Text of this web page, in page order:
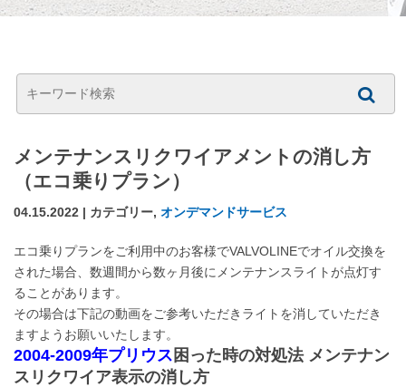
メンテナンスリクワイアメントの消し方
（エコ乗りプラン）
04.15.2022 | カテゴリー, オンデマンドサービス
エコ乗りプランをご利用中のお客様でVALVOLINEでオイル交換を
された場合、数週間から数ヶ月後にメンテナンスライトが点灯す
ることがあります。
その場合は下記の動画をご参考いただきライトを消していただき
ますようお願いいたします。
2004-2009年プリウス 困った時の対処法 メンテナン
スリクワイア表示の消し方